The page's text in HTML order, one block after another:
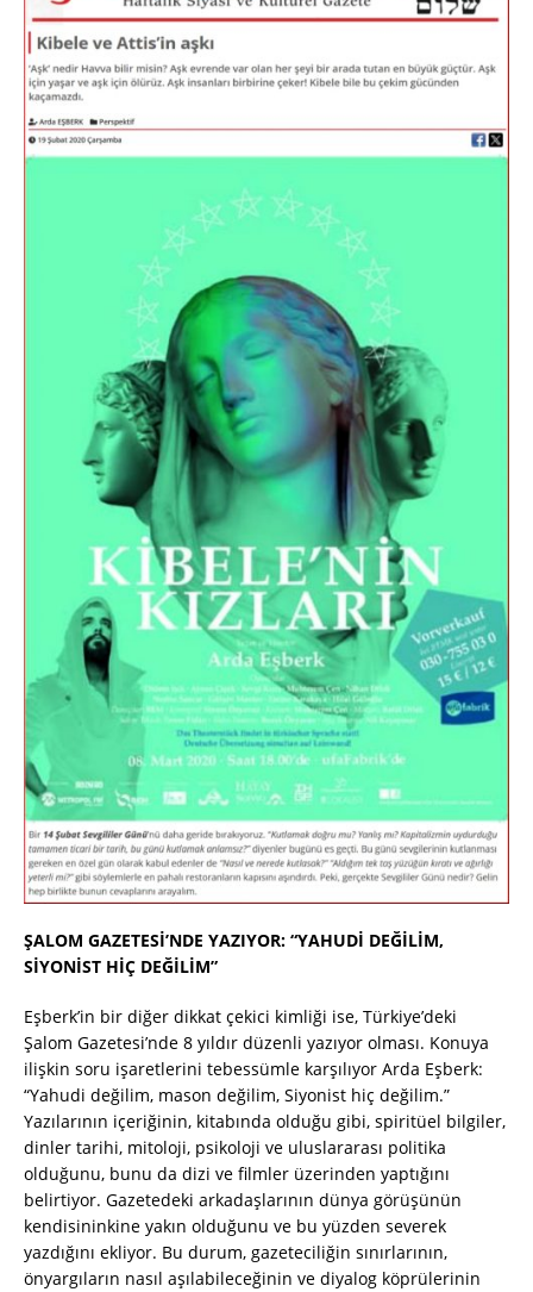
ŞALOM GAZETESİ’NDE YAZIYOR: “YAHUDİ DEĞİLİM,
SİYONİST HİÇ DEĞİLİM”
Eşberk’in bir diğer dikkat çekici kimliği ise, Türkiye’deki
Şalom Gazetesi’nde 8 yıldır düzenli yazıyor olması. Konuya
ilişkin soru işaretlerini tebessümle karşılıyor Arda Eşberk:
“Yahudi değilim, mason değilim, Siyonist hiç değilim.”
Yazılarının içeriğinin, kitabında olduğu gibi, spiritüel bilgiler,
dinler tarihi, mitoloji, psikoloji ve uluslararası politika
olduğunu, bunu da dizi ve filmler üzerinden yaptığını
belirtiyor. Gazetedeki arkadaşlarının dünya görüşünün
kendisininkine yakın olduğunu ve bu yüzden severek
yazdığını ekliyor. Bu durum, gazeteciliğin sınırlarının,
önyargıların nasıl aşılabileceğinin ve diyalog köprülerinin